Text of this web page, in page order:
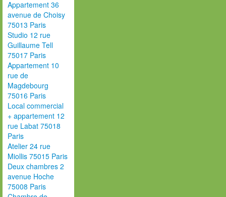
Appartement 36
avenue de Choisy
75013 Paris
Studio 12 rue
Guillaume Tell
75017 Paris
Appartement 10
rue de
Magdebourg
75016 Paris
Local commercial
+ appartement 12
rue Labat 75018
Paris
Atelier 24 rue
Miollis 75015 Paris
Deux chambres 2
avenue Hoche
75008 Paris